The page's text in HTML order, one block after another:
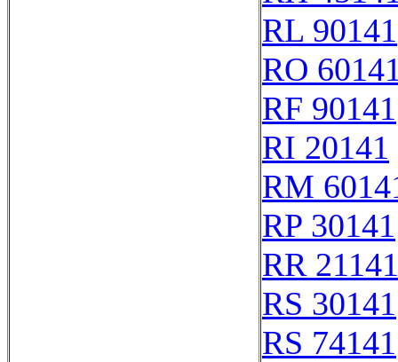
RL 90141
RO
RF 90141
RI 20141
RM
RP 30141
RR 21141
RS 30141
RS 74141